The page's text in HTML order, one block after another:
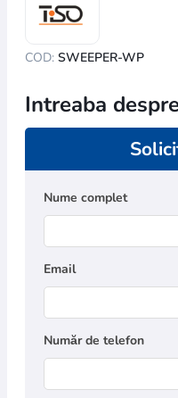
COD: SWEEPER-WP
Intreaba
Nume complet
Email
Număr de telefon